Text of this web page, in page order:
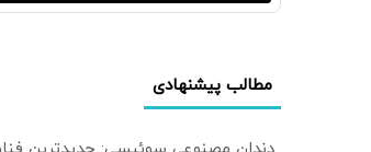
مطالب پیشنهادی